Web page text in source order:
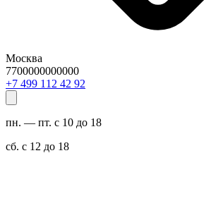
Москва
7700000000000
29 24 211 994 7+
пн. — пт. с 10 до 18
сб. с 12 до 18